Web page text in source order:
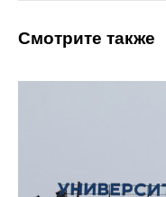
Смотрите также